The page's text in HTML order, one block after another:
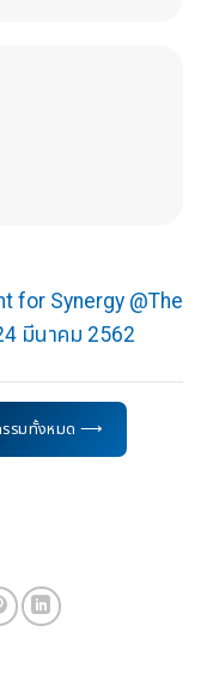
for Synergy @The
มีนาคม 2562
รรมทั้งหมด ⟶